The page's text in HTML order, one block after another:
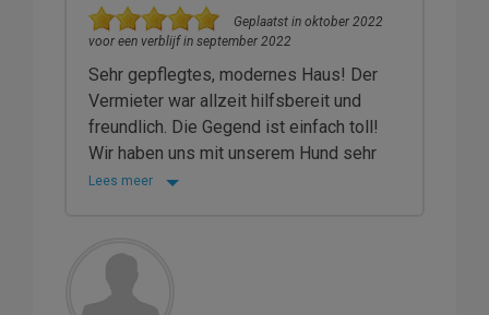
Geplaatst in oktober 2022
voor een verblijf in september 2022
Sehr gepflegtes, modernes Haus! Der
Vermieter war allzeit hilfsbereit und
freundlich. Die Gegend ist einfach toll!
Wir haben uns mit unserem Hund sehr
Lees meer